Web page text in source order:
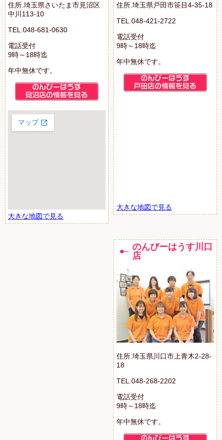
住所.埼玉県さいたま市見沼区
中川113-10
TEL.048-681-0630
電話受付
9時～18時迄
年中無休です。
大きな地図で見る
住所.埼玉県戸田市笹目4-35-18
TEL.048-421-2722
電話受付
9時～18時迄
年中無休です。
大きな地図で見る
のんびーはうす川口
店
住所.埼玉県川口市上青木2-28-
18
TEL.048-268-2202
電話受付
9時～18時迄
年中無休です。